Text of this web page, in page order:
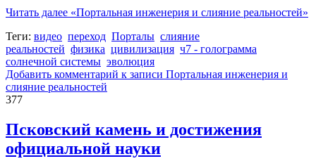
Читать далее «Портальная инженерия и слияние реальностей»
Теги: видео переход Порталы слияние
реальностей физика цивилизация ч7 - голограмма
солнечной системы эволюция
Добавить комментарий к записи Портальная инженерия и
слияние реальностей
377
Псковский камень и достижения
официальной науки